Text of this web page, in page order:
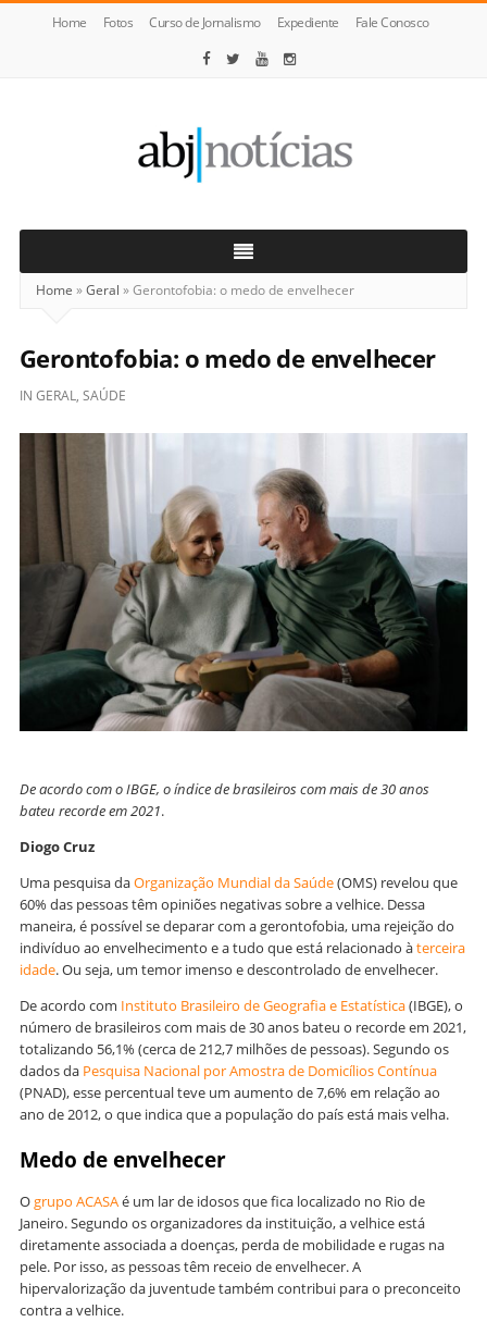
Home Fotos Curso de Jornalismo Expediente Fale Conosco
Notícias
Home »Geral »Gerontofobia: o medo de envelhecer
Gerontofobia: o medo de envelhecer
IN GERAL, SAÚDE
De acordo com o IBGE, o índice de brasileiros com mais de 30 anos
bateu recorde em 2021.
Diogo Cruz
Uma pesquisa daOrganização Mundial da Saúde(OMS) revelou que
60% das pessoas têm opiniões negativas sobre a velhice. Dessa
maneira, é possível se deparar com a gerontofobia, uma rejeição do
indivíduo ao envelhecimento e a tudo que está relacionado àterceira
idade. Ou seja, um temor imenso e descontrolado de envelhecer.
De acordo com Instituto Brasileiro de Geografia e Estatística(IBGE), o
número de brasileiros com mais de 30 anos bateu o recorde em 2021,
totalizando 56,1% (cerca de 212,7 milhões de pessoas). Segundo os
dados da Pesquisa Nacional por Amostra de Domicílios Contínua
(PNAD), esse percentual teve um aumento de 7,6% em relação ao
ano de 2012, o que indica que a população do país está mais velha.
Medo de envelhecer
Ogrupo ACASAé um lar de idosos que fica localizado no Rio de
Janeiro. Segundo os organizadores da instituição, a velhice está
diretamente associada a doenças, perda de mobilidade e rugas na
pele. Por isso, as pessoas têm receio de envelhecer. A
hipervalorização da juventude também contribui para o preconceito
contra a velhice.